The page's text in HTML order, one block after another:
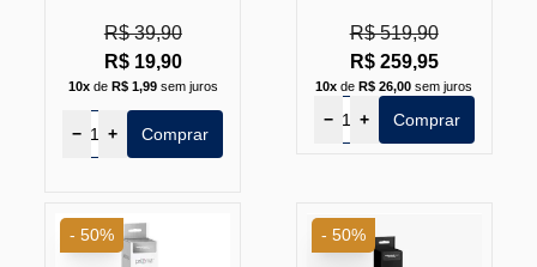
R$ 39,90
R$ 19,90
10xde R$ 1,99sem juros
− + Comprar
R$ 519,90
R$ 259,95
10x deR$ 26,00 sem juros
− + Comprar
- 50% - 50%